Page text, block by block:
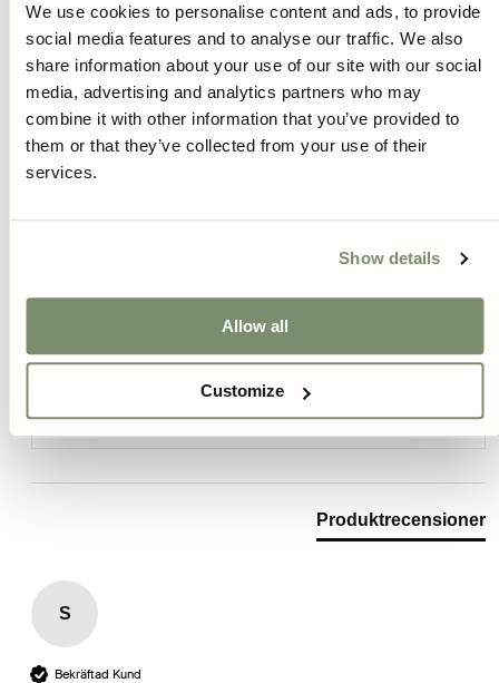
We use cookies to personalise content and ads, to provide
social media features and to analyse our traffic. We also
share information about your use of our site with our social
media, advertising and analytics partners who may
combine it with other information that you’ve provided to
them or that they’ve collected from your use of their
services.
Show details
Allow all
Customize
Klimatkompenserade leveranser
5.00
Baserat på 1 recension
Produktrecensioner
S
Bekräftad Kund
New content loaded